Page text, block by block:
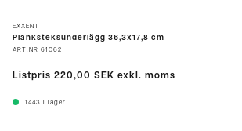
EXXENT
Planksteksunderlägg 36,3x17,8 cm
ART.NR 61062
Listpris 220,00 SEK exkl. moms
1443 I lager